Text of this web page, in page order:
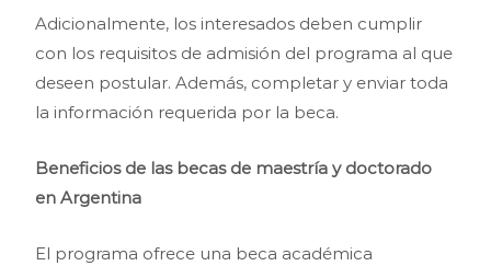
Adicionalmente, los interesados deben cumplir
con los requisitos de admisión del programa al que
deseen postular. Además, completar y enviar toda
la información requerida por la beca.
Beneficios de las becas de maestría y doctorado
en Argentina
El programa ofrece una beca académica